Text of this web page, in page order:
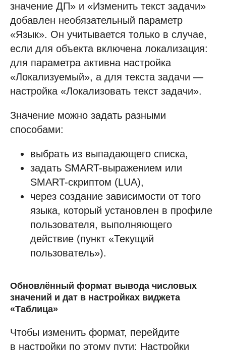
значение ДП» и «Изменить текст задачи»
добавлен необязательный параметр
«Язык». Он учитывается только в случае,
если для объекта включена локализация:
для параметра активна настройка
«Локализуемый», а для текста задачи —
настройка «Локализовать текст задачи».
Значение можно задать разными
способами:
выбрать из выпадающего списка,
задать SMART-выражением или
SMART-скриптом (LUA),
через создание зависимости от того
языка, который установлен в профиле
пользователя, выполняющего
действие (пункт «Текущий
пользователь»).
Обновлённый формат вывода числовых
значений и дат в настройках виджета
«Таблица»
Чтобы изменить формат, перейдите
в настройки по этому пути: Настройки